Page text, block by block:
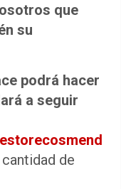
que
su
podrá hacer
a seguir
de